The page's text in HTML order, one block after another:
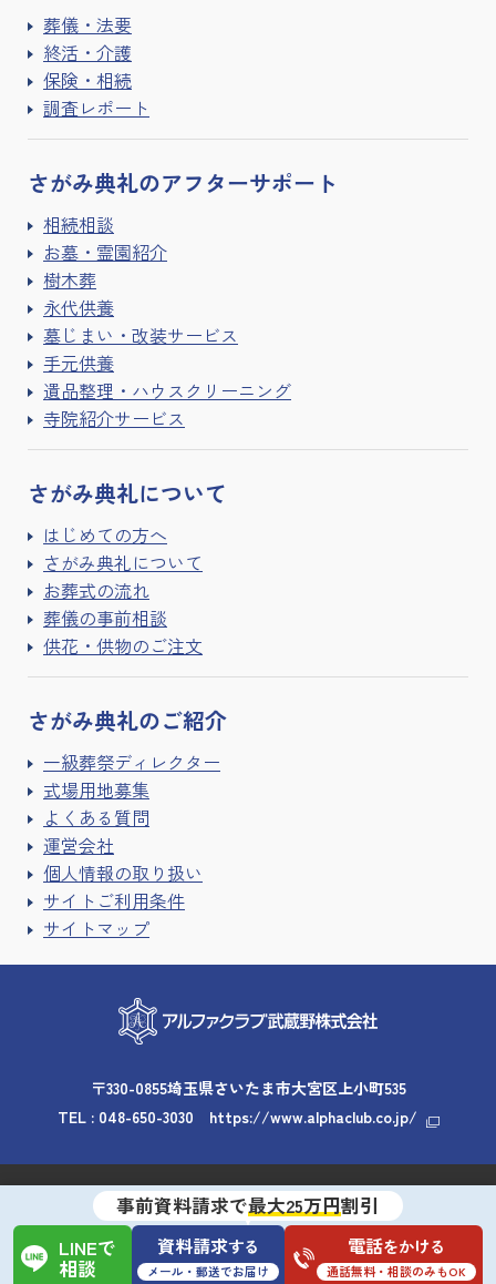
葬儀・法要
終活・介護
保険・相続
調査レポート
さがみ典礼のアフターサポート
相続相談
お墓・霊園紹介
樹木葬
永代供養
墓じまい・改装サービス
手元供養
遺品整理・ハウスクリーニング
寺院紹介サービス
さがみ典礼について
はじめての方へ
さがみ典礼について
お葬式の流れ
葬儀の事前相談
供花・供物のご注文
さがみ典礼のご紹介
一級葬祭ディレクター
式場用地募集
よくある質問
運営会社
個人情報の取り扱い
サイトご利用条件
サイトマップ
〒330-0855埼玉県さいたま市大宮区上小町535
TEL : 048-650-3030 https://www.alphaclub.co.jp/
Copyright © 2026 Alpha Club Musashino. All rights reserved
事前資料請求で最大25万円割引
LINEで
相談
資料請求する
メール・郵送でお届け
電話をかける
通話無料・相談のみもOK